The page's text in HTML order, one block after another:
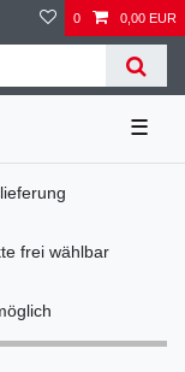
0 0,00 EUR
☰
frei wählbar